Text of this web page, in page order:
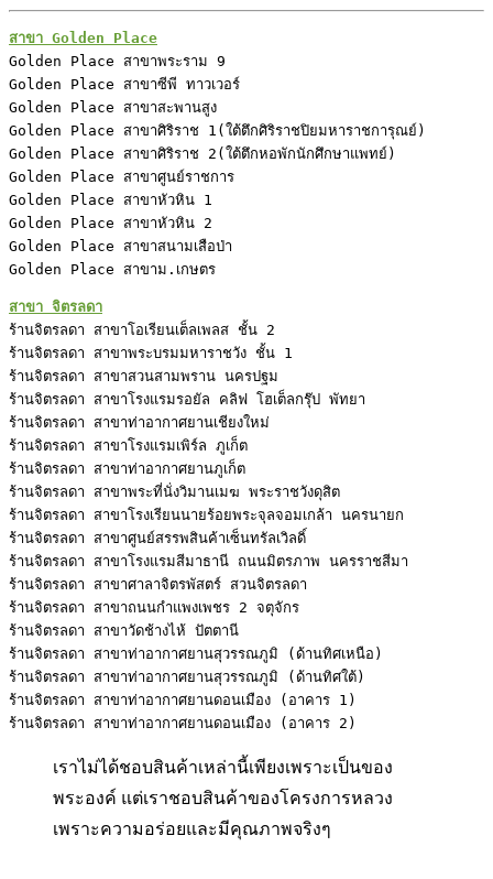
Golden Place สาขาพระราม 9
Golden Place สาขาซีพี ทาวเวอร์
Golden Place สาขาสะพานสูง
Golden Place สาขาศิริราช 1(ใต้ตึกศิริราชปิยมหาราชการุณย์)
Golden Place สาขาศิริราช 2(ใต้ตึกหอพักนักศึกษาแพทย์)
Golden Place สาขาศูนย์ราชการ
Golden Place สาขาหัวหิน 1
Golden Place สาขาหัวหิน 2
Golden Place สาขาสนามเสือป่า
Golden Place สาขาม.เกษตร
ร้านจิตรลดา สาขาโอเรียนเต็ลเพลส ชั้น 2
ร้านจิตรลดา สาขาพระบรมมหาราชวัง ชั้น 1
ร้านจิตรลดา สาขาสวนสามพราน นครปฐม
ร้านจิตรลดา สาขาโรงแรมรอยัล คลิฟ โฮเต็ลกรุ๊ป พัทยา
ร้านจิตรลดา สาขาท่าอากาศยานเชียงใหม่
ร้านจิตรลดา สาขาโรงแรมเพิร์ล ภูเก็ต
ร้านจิตรลดา สาขาท่าอากาศยานภูเก็ต
ร้านจิตรลดา สาขาพระที่นั่งวิมานเมฆ พระราชวังดุสิต
ร้านจิตรลดา สาขาโรงเรียนนายร้อยพระจุลจอมเกล้า นครนายก
ร้านจิตรลดา สาขาศูนย์สรรพสินค้าเซ็นทรัลเวิลดิ์
ร้านจิตรลดา สาขาโรงแรมสีมาธานี ถนนมิตรภาพ นครราชสีมา
ร้านจิตรลดา สาขาศาลาจิตรพัสตร์ สวนจิตรลดา
ร้านจิตรลดา สาขาถนนกำแพงเพชร 2 จตุจักร
ร้านจิตรลดา สาขาวัดช้างไห้ ปัตตานี
ร้านจิตรลดา สาขาท่าอากาศยานสุวรรณภูมิ (ด้านทิศเหนือ)
ร้านจิตรลดา สาขาท่าอากาศยานสุวรรณภูมิ (ด้านทิศใต้)
ร้านจิตรลดา สาขาท่าอากาศยานดอนเมือง (อาคาร 1)
ร้านจิตรลดา สาขาท่าอากาศยานดอนเมือง (อาคาร 2)
เราไม่ได้ชอบสินค้าเหล่านี้เพียงเพราะเป็นของ
พระองค์ แต่เราชอบสินค้าของโครงการหลวง
เพราะความอร่อยและมีคุณภาพจริงๆ